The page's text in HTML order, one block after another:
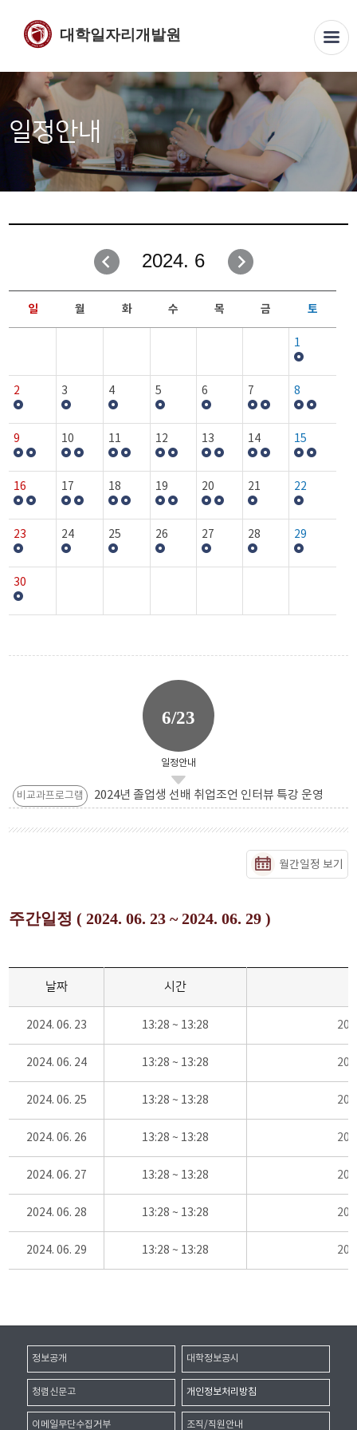
대학일자리개발원
일정안내
2024. 6
일 월 화 수 목 금 토
1
2 3 4 5 6 7 8
9 10 11 12 13 14 15
16 17 18 19 20 21 22
23 24 25 26 27 28 29
30
6/23
일정안내
비교과프로그램 2024년 졸업생 선배 취업조언 인터뷰 특강 운영
월간일정 보기
주간일정 ( 2024. 06. 23 ~ 2024. 06. 29 )
날짜 시간
2024. 06. 23 13:28 ~ 13:28
2024. 06. 24 13:28 ~ 13:28
2024. 06. 25 13:28 ~ 13:28
2024. 06. 26 13:28 ~ 13:28
2024. 06. 27 13:28 ~ 13:28
2024. 06. 28 13:28 ~ 13:28
2024. 06. 29 13:28 ~ 13:28
정보공개 대학정보공시
청렴신문고 개인정보처리방침
이메일무단수집거부 조직/직원안내